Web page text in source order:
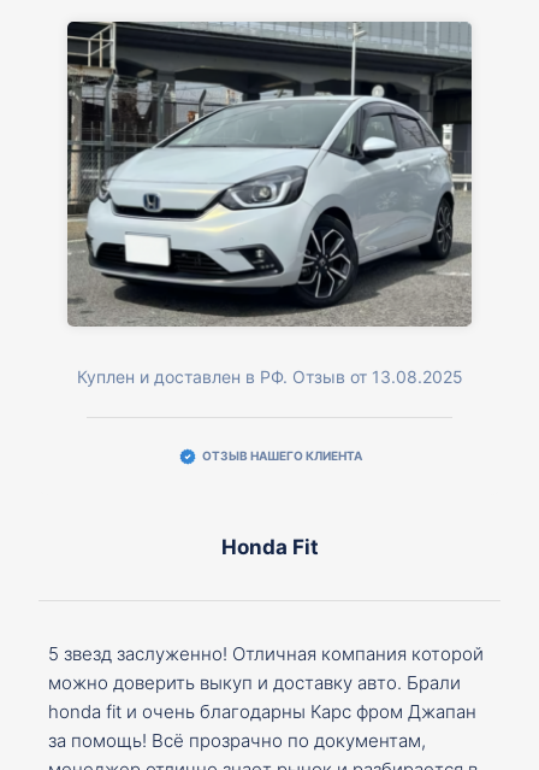
Куплен и доставлен в РФ. Отзыв от 13.08.2025
ОТЗЫВ НАШЕГО КЛИЕНТА
Honda Fit
5 звезд заслуженно! Отличная компания которой
можно доверить выкуп и доставку авто. Брали
honda fit и очень благодарны Карс фром Джапан
за помощь! Всё прозрачно по документам,